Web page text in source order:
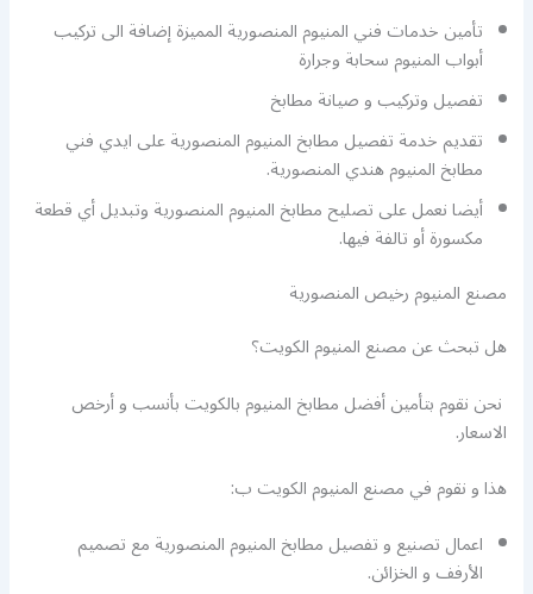
تأمين خدمات فني المنيوم المنصورية المميزة إضافة الى تركيب
أبواب المنيوم سحابة وجرارة
تفصيل وتركيب و صيانة مطابخ
تقديم خدمة تفصيل مطابخ المنيوم المنصورية على ايدي فني
مطابخ المنيوم هندي المنصورية.
أيضا نعمل على تصليح مطابخ المنيوم المنصورية وتبديل أي قطعة
مكسورة أو تالفة فيها.
مصنع المنيوم رخيص المنصورية
هل تبحث عن مصنع المنيوم الكويت؟
نحن نقوم بتأمين أفضل مطابخ المنيوم بالكويت بأنسب و أرخص
الاسعار.
هذا و نقوم في مصنع المنيوم الكويت ب:
اعمال تصنيع و تفصيل مطابخ المنيوم المنصورية مع تصميم
الأرفف و الخزائن.